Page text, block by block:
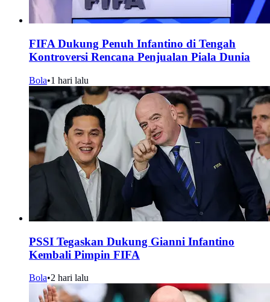
FIFA Dukung Penuh Infantino di Tengah
Kontroversi Rencana Penjualan Piala Dunia
Bola•1 hari lalu
PSSI Tegaskan Dukung Gianni Infantino
Kembali Pimpin FIFA
Bola•2 hari lalu